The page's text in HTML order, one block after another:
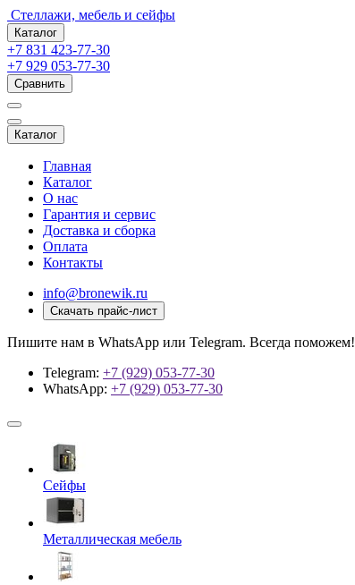
Стеллажи, мебель и сейфы
Каталог
+7 831 423-77-30
+7 929 053-77-30
Сравнить
Каталог
Главная
Каталог
О нас
Гарантия и сервис
Доставка и сборка
Оплата
Контакты
info@bronewik.ru
Скачать прайс-лист
Пишите нам в WhatsApp или Telegram. Всегда поможем!
Telegram: +7 (929) 053-77-30
WhatsApp: +7 (929) 053-77-30
Сейфы
Металлическая мебель